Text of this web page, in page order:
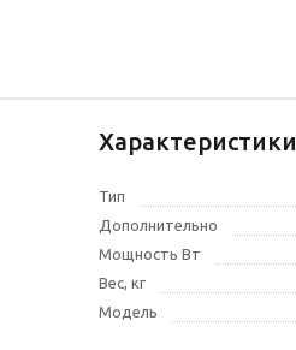
Характеристики
Тип
Дополнительно
Мощность Вт
Вес, кг
Модель